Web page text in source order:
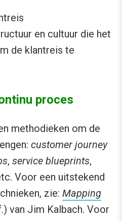
en cultuur die het
de klantreis te
proces
methodieken om de
customer journey
, service blueprints,
Voor een uitstekend
zie: Mapping
van Jim Kalbach. Voor